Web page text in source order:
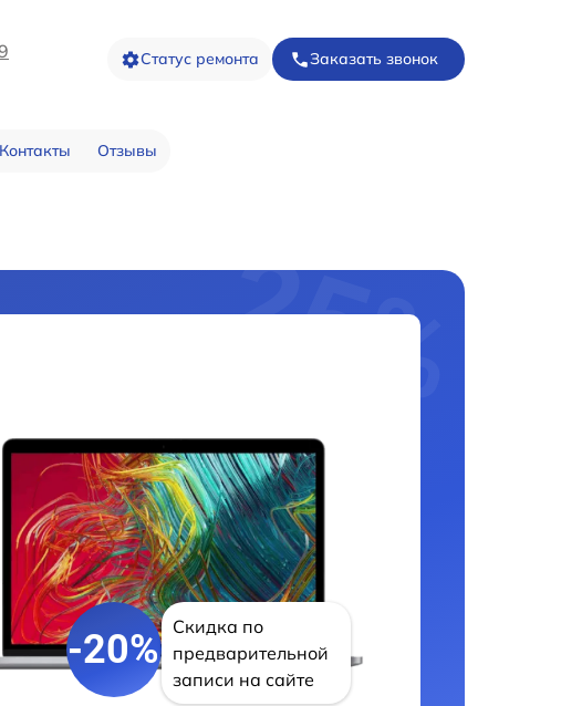
Статус ремонта Заказать звонок
Контакты Отзывы
-20%
Скидка по
предварительной
записи на сайте